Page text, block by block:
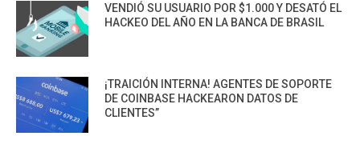
VENDIÓ SU USUARIO POR $1.000 Y DESATÓ EL
HACKEO DEL AÑO EN LA BANCA DE BRASIL
¡TRAICIÓN INTERNA! AGENTES DE SOPORTE
DE COINBASE HACKEARON DATOS DE
CLIENTES”